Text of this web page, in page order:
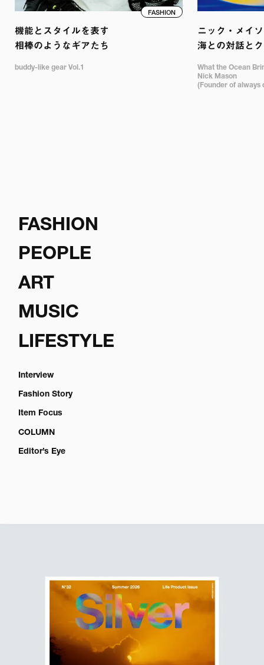
FASHION
機能とスタイルを表す
相棒のようなギアたち
buddy-like gear Vol.1
ニック・メイ
海との対話と
What the Ocean
Nick Mason
(Founder of always
FASHION
PEOPLE
ART
MUSIC
LIFESTYLE
Interview
Fashion Story
Item Focus
COLUMN
Editor’s Eye